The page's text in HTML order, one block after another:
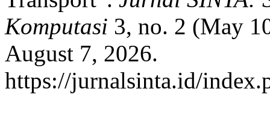
Komputasi 3, no. 2 (May
August 7, 2026.
https://jurnalsinta.id/